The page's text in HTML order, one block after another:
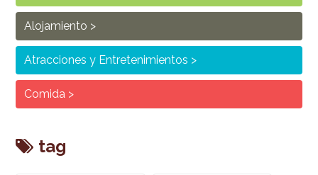
Alojamiento
Atracciones y Entretenimientos
Comida
tag